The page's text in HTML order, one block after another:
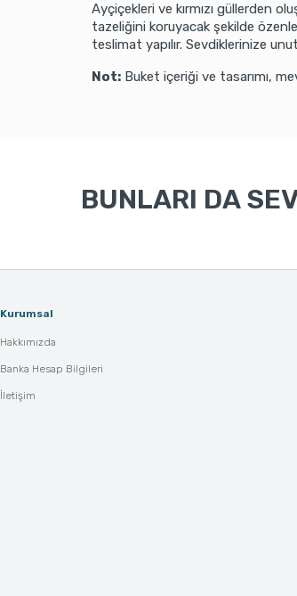
Ayçiçekleri ve kırmızı güllerden
tazeliğini koruyacak şekilde
teslimat yapılır. Sevdiklerinize
Not: Buket içeriği ve tasarımı,
BUNLARI DA
Kurumsal
Hakkımızda
Banka Hesap Bilgileri
İletişim